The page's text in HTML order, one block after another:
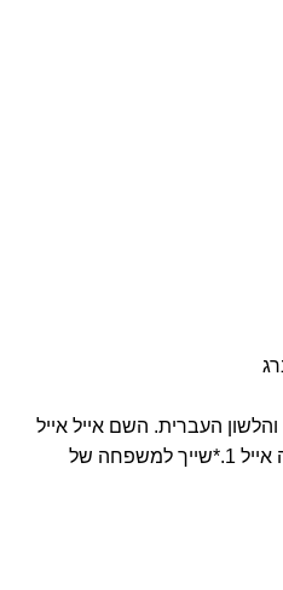
העברית. השם אייל אייל
ערך נומרולוגי =6 פירוש המילה אייל 1.*שייך למשפחה של